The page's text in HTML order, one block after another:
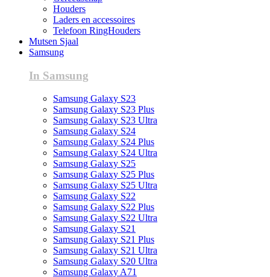
Houders
Laders en accessoires
Telefoon RingHouders
Mutsen Sjaal
Samsung
In Samsung
Samsung Galaxy S23
Samsung Galaxy S23 Plus
Samsung Galaxy S23 Ultra
Samsung Galaxy S24
Samsung Galaxy S24 Plus
Samsung Galaxy S24 Ultra
Samsung Galaxy S25
Samsung Galaxy S25 Plus
Samsung Galaxy S25 Ultra
Samsung Galaxy S22
Samsung Galaxy S22 Plus
Samsung Galaxy S22 Ultra
Samsung Galaxy S21
Samsung Galaxy S21 Plus
Samsung Galaxy S21 Ultra
Samsung Galaxy S20 Ultra
Samsung Galaxy A71